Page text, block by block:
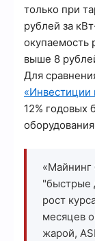
только при
рублей за
окупаемость
выше 8
Для
«Инвестиции
12% годовых
«Майнинг
"быстрые
рост
месяцев
жарой,